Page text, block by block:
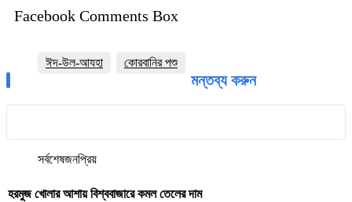
Facebook Comments Box
ঈদ-উল-আযহা কোরবানির পশু
মন্তব্য করুন
সর্বশেষজনপ্রিয়
হরমুজ খোলার আশায় বিশ্ববাজারে কমল তেলের দাম